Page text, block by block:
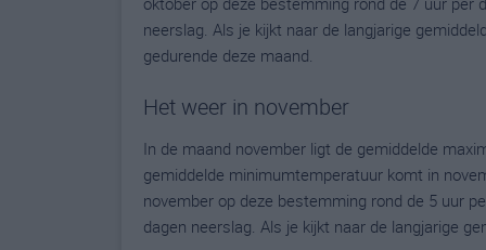
neerslag. Als je kijkt naar de langjarige
gedurende deze maand.
Het weer in november
In de maand november ligt de gemiddelde
gemiddelde minimumtemperatuur komt in
november op deze bestemming rond de 5 uur
dagen neerslag. Als je kijkt naar de langjarige